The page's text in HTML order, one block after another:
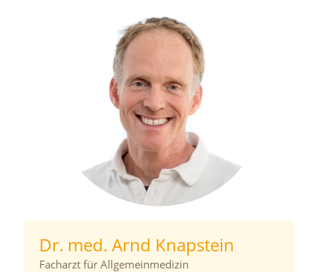
Dr. med. Arnd Knapstein
Facharzt für Allgemeinmedizin